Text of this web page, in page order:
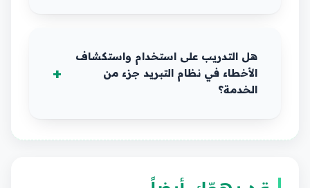
هل التدريب على استخدام واستكشاف
الأخطاء في نظام التبريد جزء من
الخدمة؟